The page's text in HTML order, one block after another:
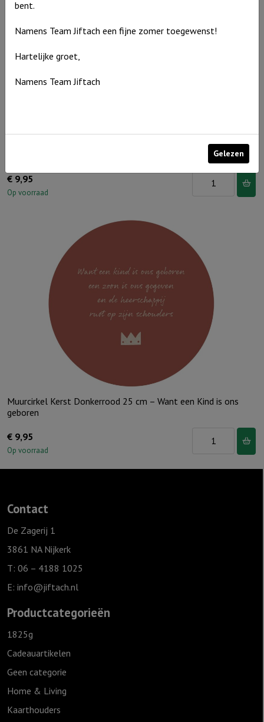
Overwinnaar
Muurcirkel Zwartwit 25 cm – Hoger dan de blauwe luchten
€ 9,95
Op voorraad
Muurcirkel
Hoger
luchten
aantal
Muurcirkel Kerst Donkerrood 25 cm – Want een Kind is ons
geboren
€ 9,95
Op voorraad
Muurcirkel
Donkerrood
Contact
De Zagerij 1
3861 NA Nijkerk
T: 06 – 4188 1025
E: info@jiftach.nl
Productcategorieën
1825g
Cadeauartikelen
Geen categorie
Home & Living
Kaarthouders
bent.
Namens Team Jiftach een fijne zomer toegewenst!
Hartelijke groet,
Namens Team Jiftach
Gelezen